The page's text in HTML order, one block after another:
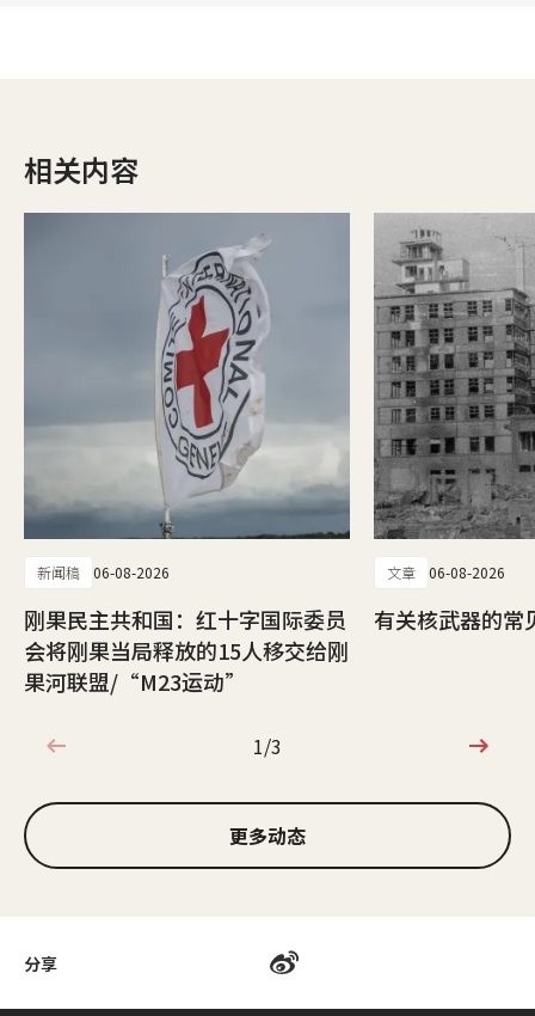
分享
相关内容
新闻稿 06-08-2026
刚果民主共和国：红十字国际委员
会将刚果当局释放的15人移交给刚
果河联盟/“M23运动”
文章 06-08-2026
有关核武器的常
1/3
1/3
更多动态